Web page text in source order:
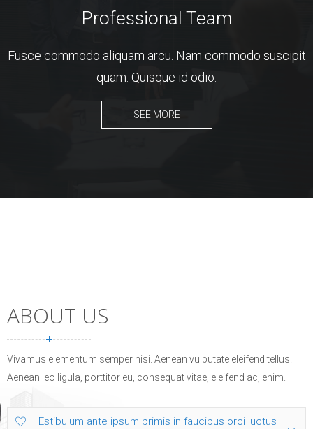
Professional Team
Fusce commodo aliquam arcu. Nam commodo suscipit
quam. Quisque id odio.
SEE MORE
ABOUT US
Vivamus elementum semper nisi. Aenean vulputate eleifend tellus.
Aenean leo ligula, porttitor eu, consequat vitae, eleifend ac, enim.
Estibulum ante ipsum primis in faucibus orci luctus